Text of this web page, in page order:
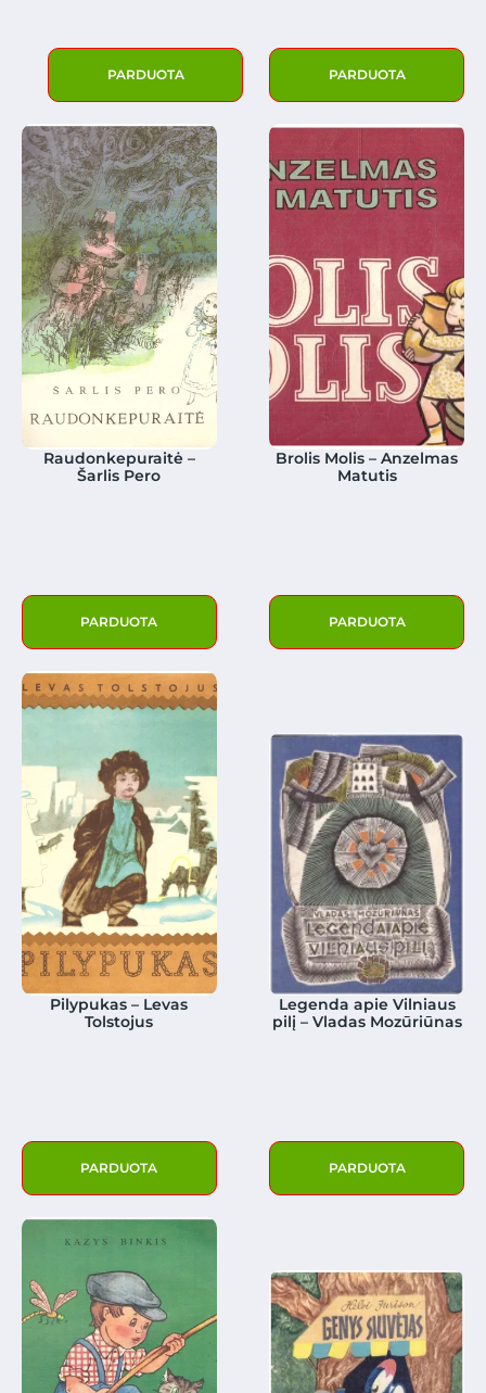
PARDUOTA PARDUOTA
Raudonkepuraitė –
Šarlis Pero
PARDUOTA
Brolis Molis – Anzelmas
Matutis
PARDUOTA
Pilypukas – Levas
Tolstojus
PARDUOTA
Legenda apie Vilniaus
pilį – Vladas Mozūriūnas
PARDUOTA